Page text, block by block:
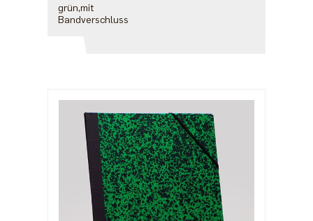
grün,mit
Bandverschluss